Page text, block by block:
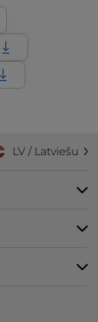
LV / Latviešu